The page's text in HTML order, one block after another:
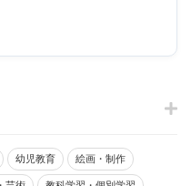
幼児教育 絵画・制作